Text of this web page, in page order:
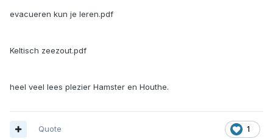
evacueren kun je leren.pdf
Keltisch zeezout.pdf
heel veel lees plezier Hamster en Houthe.
1
Quote